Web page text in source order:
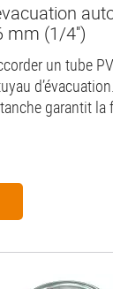
mm (1/4'')
un tube
garantit la